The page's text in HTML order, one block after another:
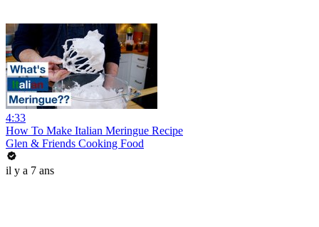
4:33
How To Make Italian Meringue Recipe
Glen & Friends Cooking Food
il y a 7 ans